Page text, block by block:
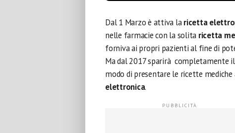
Dal 1 Marzo è attiva laricetta
nelle farmacie con la solita ricetta
forniva ai propri pazienti al fine di
Ma dal 2017 sparirà
modo di presentare le ricette
elettronica.